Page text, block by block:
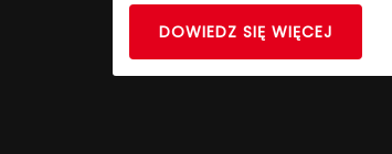
DOWIEDZ SIĘ WIĘCEJ